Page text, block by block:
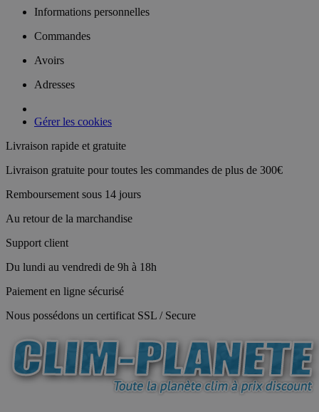
Informations personnelles
Commandes
Avoirs
Adresses
Gérer les cookies
Livraison rapide et gratuite
Livraison gratuite pour toutes les commandes de plus de 300€
Remboursement sous 14 jours
Au retour de la marchandise
Support client
Du lundi au vendredi de 9h à 18h
Paiement en ligne sécurisé
Nous possédons un certificat SSL / Secure